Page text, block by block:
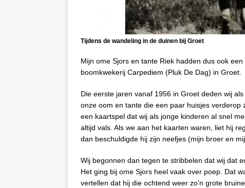
Tijdens de wandeling in de duinen bij Groet
Mijn ome Sjors en tante Riek hadden dus ook
boomkwekerij Carpediem (Pluk De Dag) in Groet.
Die eerste jaren vanaf 1956 in Groet deden wij
onze oom en tante die een paar huisjes
een kaartspel dat wij als jonge kinderen al snel
altijd vals. Als we aan het kaarten waren, liet hij
dan beschuldigde hij zijn neefjes (mijn broer en
Wij begonnen dan tegen te stribbelen dat wij dat
Het ging bij ome Sjors heel vaak over poep. Dat
vertellen dat hij die ochtend weer zo’n grote